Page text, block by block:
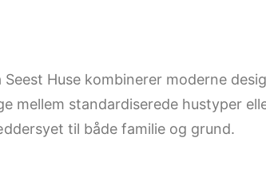
Seest Huse kombinerer moderne
mellem standardiserede hustyper
til både familie og grund.